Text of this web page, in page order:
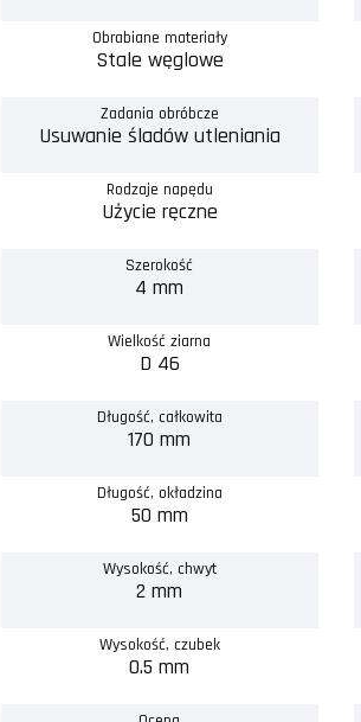
Obrabiane materiały
Stale węglowe
Zadania obróbcze
Usuwanie śladów utleniania
Rodzaje napędu
Użycie ręczne
Szerokość
4 mm
Wielkość ziarna
D 46
Długość, całkowita
170 mm
Długość, okładzina
50 mm
Wysokość, chwyt
2 mm
Wysokość, czubek
0.5 mm